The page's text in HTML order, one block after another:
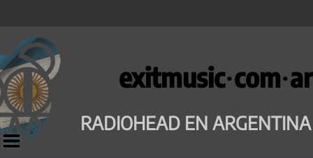
Saltar
al
contenido
exitmusic·com·ar
RADIOHEAD EN ARGENTINA